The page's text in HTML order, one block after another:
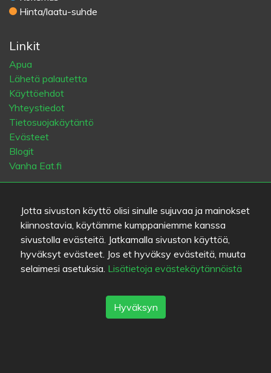
Jotta sivuston käyttö olisi sinulle sujuvaa ja mainokset
kiinnostavia, käytämme kumppaniemme kanssa
sivustolla evästeitä. Jatkamalla sivuston käyttöä,
hyväksyt evästeet. Jos et hyväksy evästeitä, muuta
selaimesi asetuksia. Lisätietoja evästekäytännöistä
Hyväksyn
Hinta/laatu-suhde
Linkit
Apua
Lähetä palautetta
Käyttöehdot
Yhteystiedot
Tietosuojakäytäntö
Evästeet
Blogit
Vanha Eat.fi
Helsinki München Tampere Turku
Vantaa Kuopio
Rovaniemi
Seinäjoki
Kotka
Mikkeli
DE